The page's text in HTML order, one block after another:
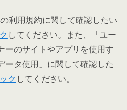
利用規約に関して確認したい
してください。また、「ユー
ーのサイトやアプリを使用す
ータ使用」に関して確認した
ク してください。